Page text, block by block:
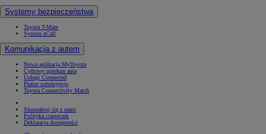
Systemy bezpieczeństwa
Toyota T-Mate
System eCall
Komunikacja z autem
Nowa aplikacja MyToyota
Cyfrowy opiekun auta
Usługi Connected
Płatne subskrypcje
Toyota Connectivity Match
Skontaktuj się z nami
Polityka ciasteczek
Deklaracja dostępności